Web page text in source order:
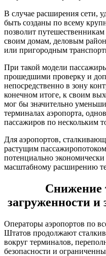
В случае расширения сети,
быть созданы по всему
позволит
своим домам, деловым
или пригородным
При такой модели
прошедшими проверку и
непосредственно в зону
конечном итоге, к своим
мог бы значительно
терминалах аэропорта,
пассажиров по нескольким
Для аэропортов,
растущим
потенциально
масштабному расширению
Снижение
загруженности и
Операторы аэропортов по
Штатов продолжают
вокруг терминалов,
безопасности и